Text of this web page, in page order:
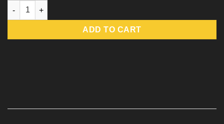
Night Gobz Bomber quantity
ADD TO CART